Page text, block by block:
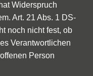
Widerspruch
Art. 21 Abs. 1 DS-
noch nicht fest, ob
Verantwortlichen
Person